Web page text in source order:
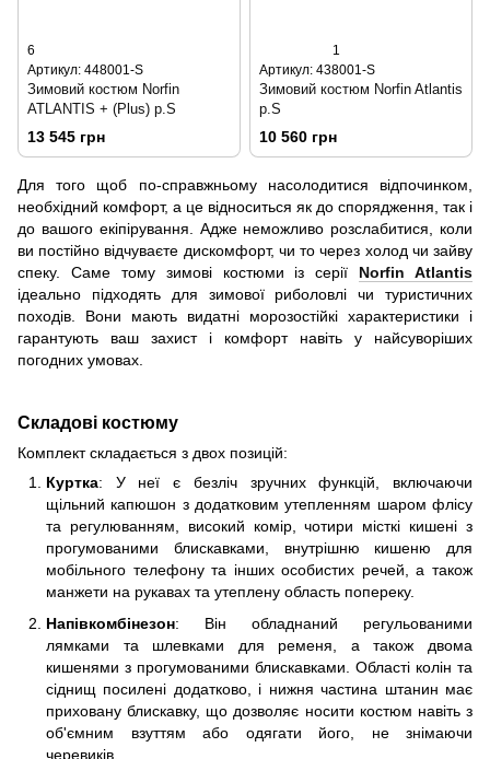
6
Артикул: 448001-S
Зимовий костюм Norfin
ATLANTIS + (Plus) р.S
13 545 грн
1
Артикул: 438001-S
Зимовий костюм Norfin Atlantis
р.S
10 560 грн
Для того щоб по-справжньому насолодитися відпочинком,
необхідний комфорт, а це відноситься як до спорядження, так і
до вашого екіпірування. Адже неможливо розслабитися, коли
ви постійно відчуваєте дискомфорт, чи то через холод чи зайву
спеку. Саме тому зимові костюми із серії Norfin Atlantis
ідеально підходять для зимової риболовлі чи туристичних
походів. Вони мають видатні морозостійкі характеристики і
гарантують ваш захист і комфорт навіть у найсуворіших
погодних умовах.
Складові костюму
Комплект складається з двох позицій:
Куртка: У неї є безліч зручних функцій, включаючи
щільний капюшон з додатковим утепленням шаром флісу
та регулюванням, високий комір, чотири місткі кишені з
прогумованими блискавками, внутрішню кишеню для
мобільного телефону та інших особистих речей, а також
манжети на рукавах та утеплену область попереку.
Напівкомбінезон: Він обладнаний регульованими
лямками та шлевками для ременя, а також двома
кишенями з прогумованими блискавками. Області колін та
сіднищ посилені додатково, і нижня частина штанин має
приховану блискавку, що дозволяє носити костюм навіть з
об'ємним взуттям або одягати його, не знімаючи
черевиків.